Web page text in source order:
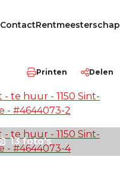
ContactRentmeesterschap
Printen Delen
13 foto's